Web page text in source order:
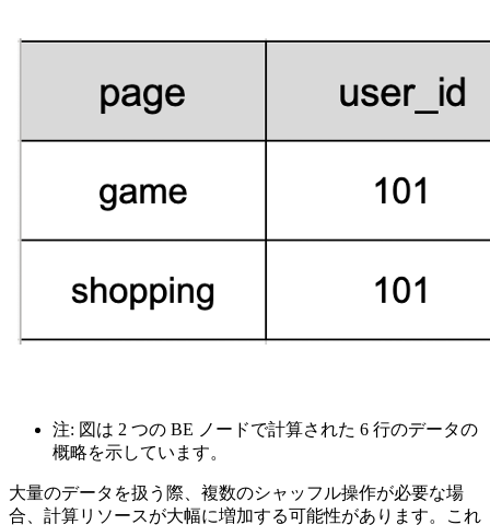
注: 図は 2 つの BE ノードで計算された 6 行のデータの
概略を示しています。
大量のデータを扱う際、複数のシャッフル操作が必要な場
合、計算リソースが大幅に増加する可能性があります。これ